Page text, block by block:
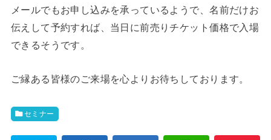
メールでもお申し込みを承っているようで、名前だけお
伝えして予約すれば、当日に前売りチケット価格で入場
できるそうです。
ご縁ある皆様のご来場を心よりお待ちしております。
セミナー